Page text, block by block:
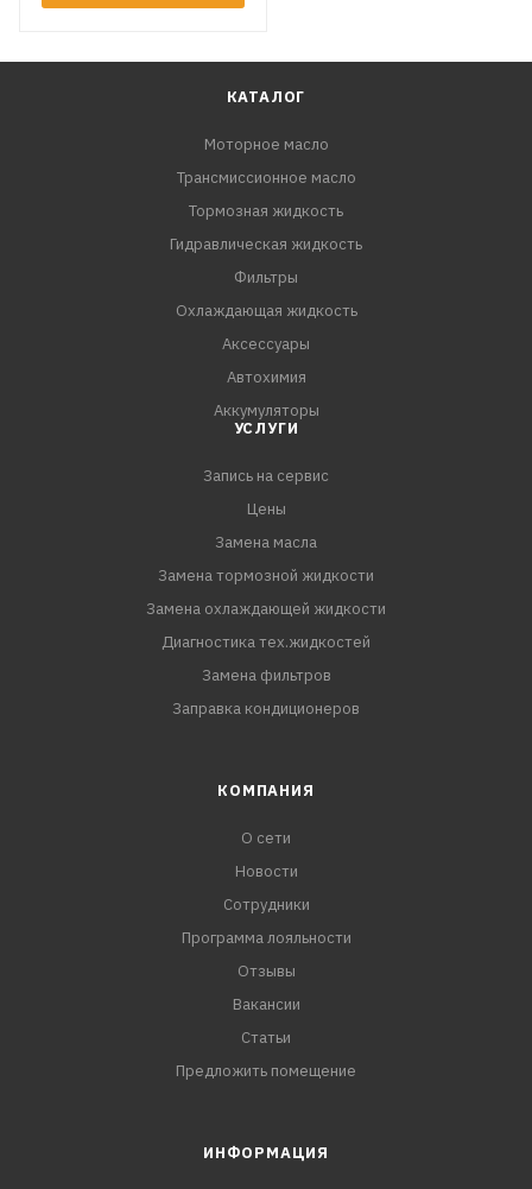
КАТАЛОГ
Моторное масло
Трансмиссионное масло
Тормозная жидкость
Гидравлическая жидкость
Фильтры
Охлаждающая жидкость
Аксессуары
Автохимия
Аккумуляторы
УСЛУГИ
Запись на сервис
Цены
Замена масла
Замена тормозной жидкости
Замена охлаждающей жидкости
Диагностика тех.жидкостей
Замена фильтров
Заправка кондиционеров
КОМПАНИЯ
О сети
Новости
Сотрудники
Программа лояльности
Отзывы
Вакансии
Статьи
Предложить помещение
ИНФОРМАЦИЯ